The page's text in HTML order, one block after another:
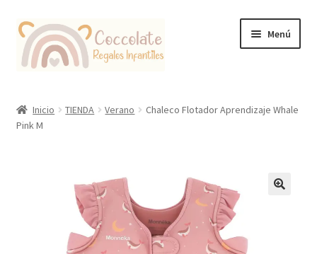
Ir
la
Ir
contenido
Menú
Coccolate Puericultura y Juguetería Educativa
Inicio TIENDA Verano
Chaleco Flotador Aprendizaje Whale
Pink M